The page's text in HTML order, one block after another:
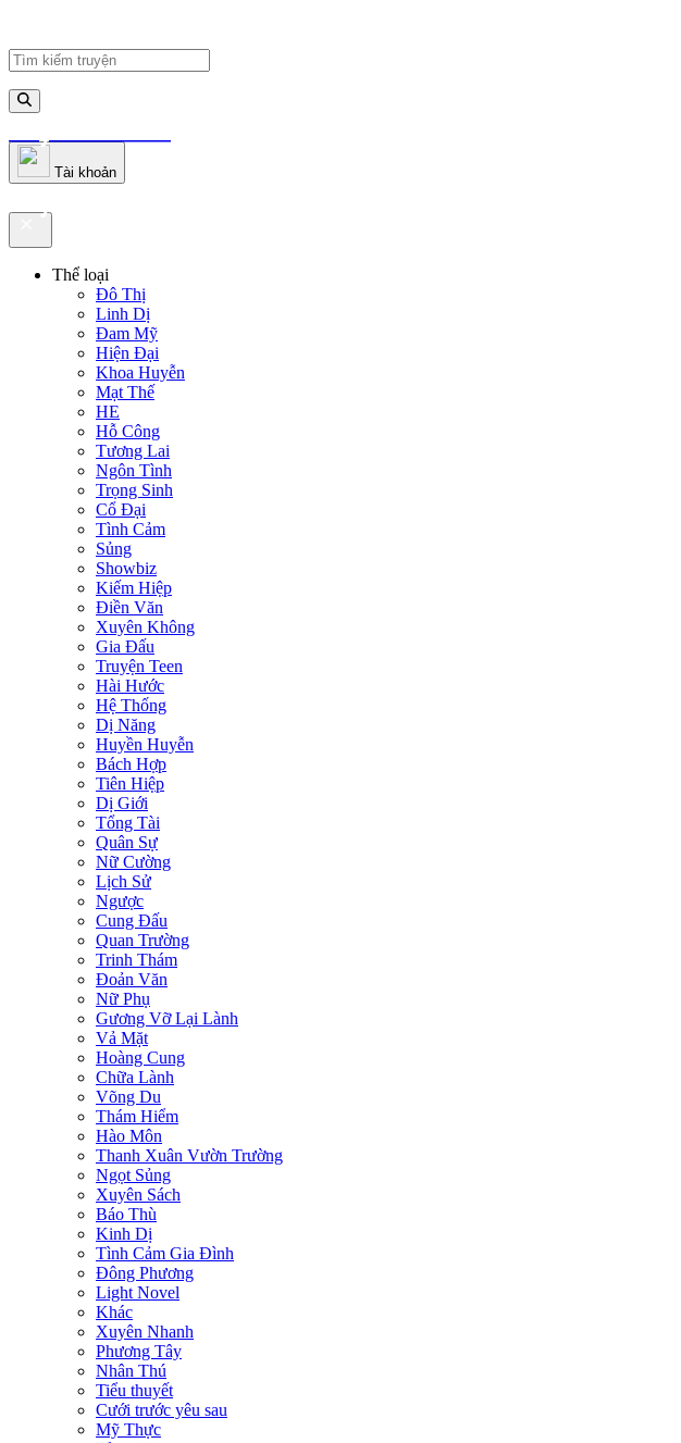
truyenfullz.com
Tài khoản
truyenfullz.com
Thể loại
Đô Thị
Linh Dị
Đam Mỹ
Hiện Đại
Khoa Huyễn
Mạt Thế
HE
Hỗ Công
Tương Lai
Ngôn Tình
Trọng Sinh
Cổ Đại
Tình Cảm
Sủng
Showbiz
Kiếm Hiệp
Điền Văn
Xuyên Không
Gia Đấu
Truyện Teen
Hài Hước
Hệ Thống
Dị Năng
Huyền Huyễn
Bách Hợp
Tiên Hiệp
Dị Giới
Tổng Tài
Quân Sự
Nữ Cường
Lịch Sử
Ngược
Cung Đấu
Quan Trường
Trinh Thám
Đoản Văn
Nữ Phụ
Gương Vỡ Lại Lành
Vả Mặt
Hoàng Cung
Chữa Lành
Võng Du
Thám Hiểm
Hào Môn
Thanh Xuân Vườn Trường
Ngọt Sủng
Xuyên Sách
Báo Thù
Kinh Dị
Tình Cảm Gia Đình
Đông Phương
Light Novel
Khác
Xuyên Nhanh
Phương Tây
Nhân Thú
Tiểu thuyết
Cưới trước yêu sau
Mỹ Thực